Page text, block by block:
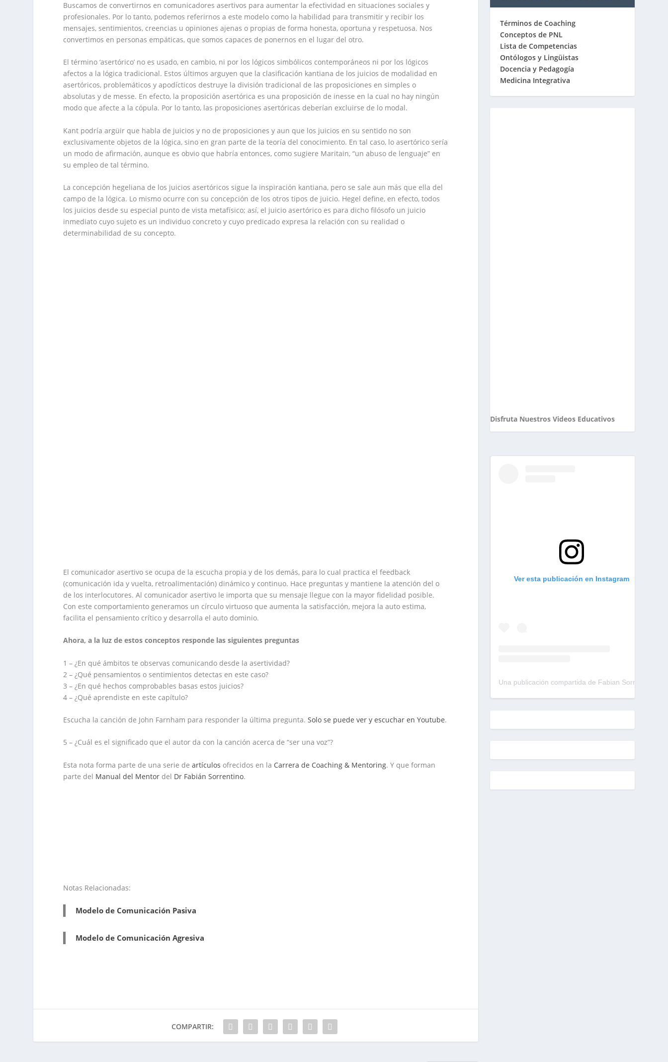
Buscamos de convertirnos en comunicadores asertivos para aumentar la efectividad en situaciones sociales y
profesionales. Por lo tanto, podemos referirnos a este modelo como la habilidad para transmitir y recibir los
mensajes, sentimientos, creencias u opiniones ajenas o propias de forma honesta, oportuna y respetuosa. Nos
convertimos en personas empáticas, que somos capaces de ponernos en el lugar del otro.
El término ‘asertórico’ no es usado, en cambio, ni por los lógicos simbólicos contemporáneos ni por los lógicos
afectos a la lógica tradicional. Estos últimos arguyen que la clasificación kantiana de los juicios de modalidad en
asertóricos, problemáticos y apodícticos destruye la división tradicional de las proposiciones en simples o
absolutas y de messe. En efecto, la proposición asertórica es una proposición de inesse en la cual no hay ningún
modo que afecte a la cópula. Por lo tanto, las proposiciones asertóricas deberían excluirse de lo modal.
Kant podría argüir que habla de juicios y no de proposiciones y aun que los juicios en su sentido no son
exclusivamente objetos de la lógica, sino en gran parte de la teoría del conocimiento. En tal caso, lo asertórico sería
un modo de afirmación, aunque es obvio que habría entonces, como sugiere Maritain, “un abuso de lenguaje” en
su empleo de tal término.
La concepción hegeliana de los juicios asertóricos sigue la inspiración kantiana, pero se sale aun más que ella del
campo de la lógica. Lo mismo ocurre con su concepción de los otros tipos de juicio. Hegel define, en efecto, todos
los juicios desde su especial punto de vista metafísico; así, el juicio asertórico es para dicho filósofo un juicio
inmediato cuyo sujeto es un individuo concreto y cuyo predicado expresa la relación con su realidad o
determinabilidad de su concepto.
El comunicador asertivo se ocupa de la escucha propia y de los demás, para lo cual practica el feedback
(comunicación ida y vuelta, retroalimentación) dinámico y continuo. Hace preguntas y mantiene la atención del o
de los interlocutores. Al comunicador asertivo le importa que su mensaje llegue con la mayor fidelidad posible.
Con este comportamiento generamos un círculo virtuoso que aumenta la satisfacción, mejora la auto estima,
facilita el pensamiento crítico y desarrolla el auto dominio.
Ahora, a la luz de estos conceptos responde las siguientes preguntas
1 – ¿En qué ámbitos te observas comunicando desde la asertividad?
2 – ¿Qué pensamientos o sentimientos detectas en este caso?
3 – ¿En qué hechos comprobables basas estos juicios?
4 – ¿Qué aprendiste en este capítulo?
Escucha la canción de John Farnham para responder la última pregunta.Solo se puede ver y escuchar en Youtube.
5 – ¿Cuál es el significado que el autor da con la canción acerca de “ser una voz”?
Esta nota forma parte de una serie deartículos ofrecidos en la Carrera de Coaching & Mentoring. Y que forman
parte del Manual del Mentor del Dr Fabián Sorrentino.
Notas Relacionadas:
Modelo de Comunicación Pasiva
Modelo de Comunicación Agresiva
COMPARTIR:
Términos de Coaching
Conceptos de PNL
Lista de Competencias
Ontólogos y Lingüistas
Docencia y Pedagogía
Medicina Integrativa
Disfruta Nuestros Videos Educativos
Ver esta publicación en Instagram